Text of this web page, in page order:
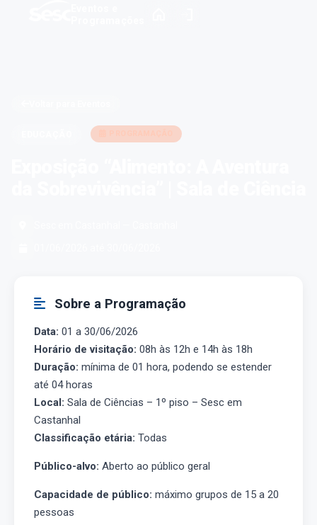
Sobre a Programação
Data: 01 a 30/06/2026
Horário de visitação: 08h às 12h e 14h às 18h
Duração: mínima de 01 hora, podendo se estender
até 04 horas
Local: Sala de Ciências – 1º piso – Sesc em
Castanhal
Classificação etária: Todas
Público-alvo: Aberto ao público geral
Capacidade de público: máximo grupos de 15 a 20
pessoas